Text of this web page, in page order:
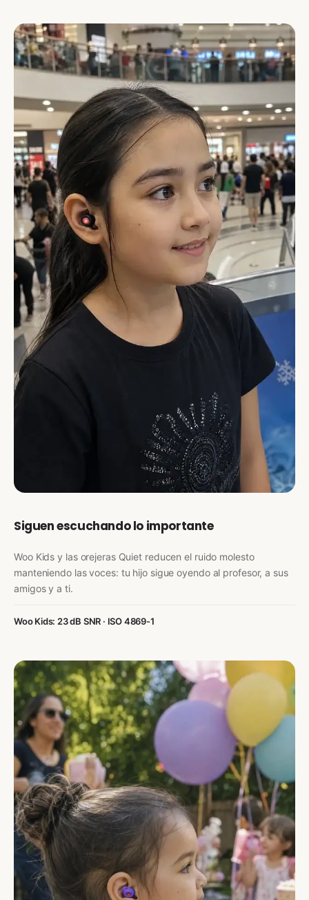
Siguen escuchando lo importante
Woo Kids y las orejeras Quiet reducen el ruido molesto
manteniendo las voces: tu hijo sigue oyendo al profesor, a sus
amigos y a ti.
Woo Kids: 23 dB SNR · ISO 4869-1